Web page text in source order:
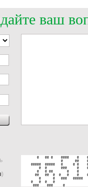
ваш
)
@   @@ @    @@@@
@
@@@@@  @@@@@   @     @ @
@  @       @@@     @
@   @ @@       @    @
@@   @@  @  @   @    @
@      @   @@@   @@@@@
@   @  @   @
@@@    @@@     @